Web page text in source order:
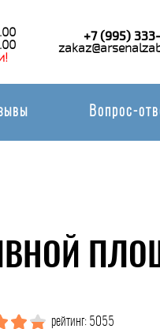
+7 (995)
Вопрос-
рейтинг: 5055